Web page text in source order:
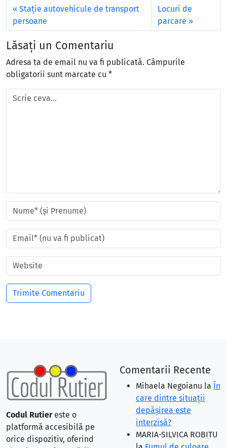
Stație autovehicule de transport
persoane
Locuri de
parcare
Lăsați un Comentariu
Adresa ta de email nu va fi publicată. Câmpurile
obligatorii sunt marcate cu *
Codul Rutiereste o
platformă accesibilă pe
orice dispozitiv, oferind
Comentarii Recente
Mihaela Negoianu la În
care dintre situaţii
depăşirea este
interzisă?
MARIA-SILVICA ROBITU